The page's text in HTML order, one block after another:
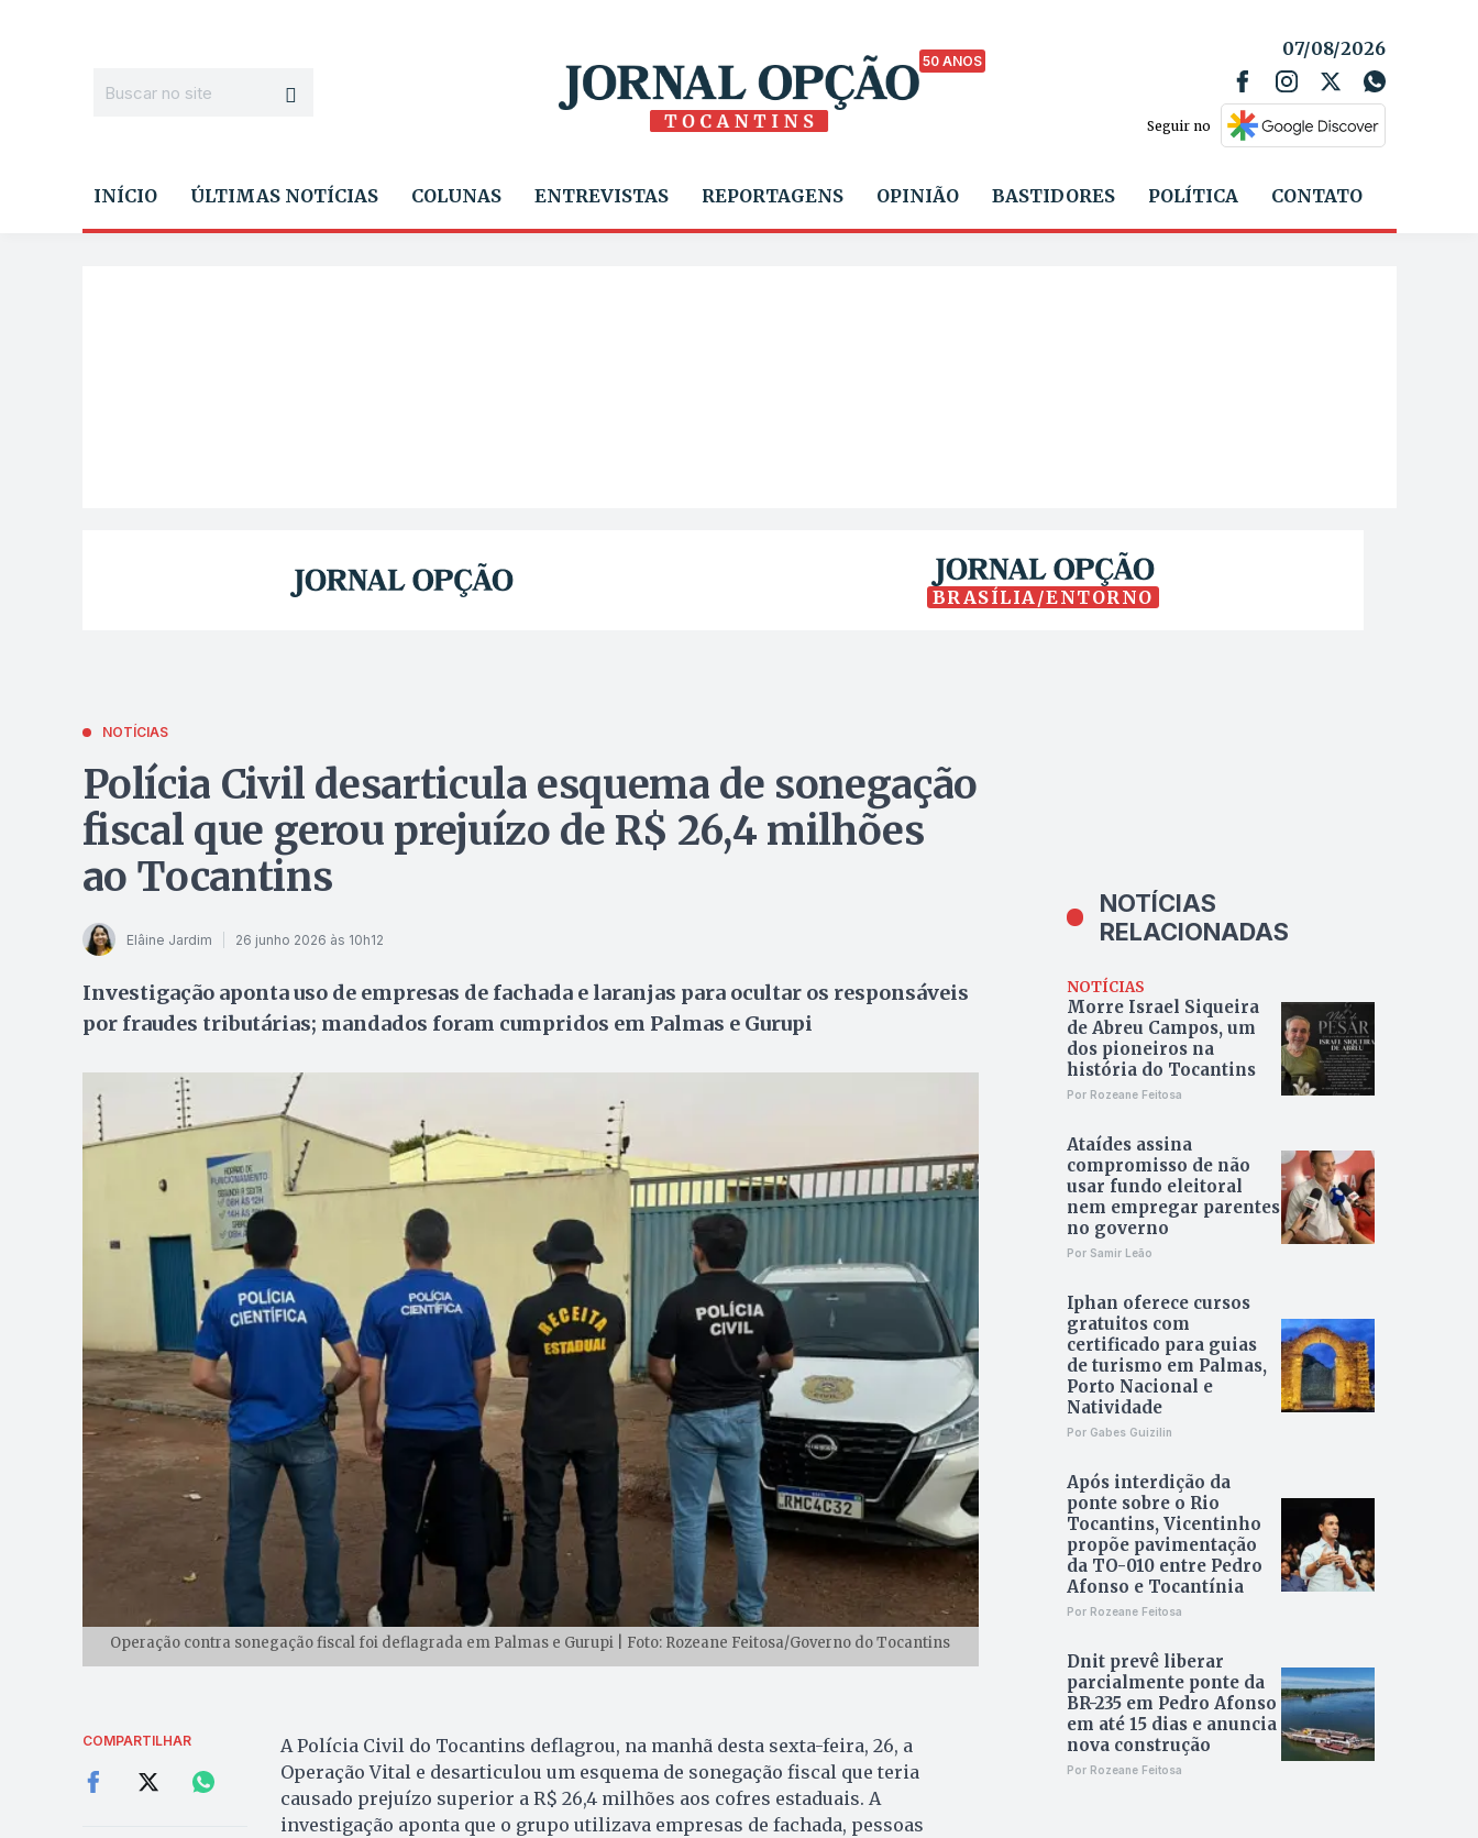
50 ANOS
07/08/2026
Seguir no
INÍCIO ÚLTIMAS NOTÍCIAS COLUNAS ENTREVISTAS REPORTAGENS OPINIÃO BASTIDORES POLÍTICA CONTATO
BRASÍLIA/ENTORNO
NOTÍCIAS
Polícia Civil desarticula esquema de sonegação
fiscal que gerou prejuízo de R$ 26,4 milhões
ao Tocantins
Elâine Jardim 26 junho 2026 às 10h12
Investigação aponta uso de empresas de fachada e laranjas para ocultar os responsáveis
por fraudes tributárias; mandados foram cumpridos em Palmas e Gurupi
Operação contra sonegação fiscal foi deflagrada em Palmas e Gurupi | Foto: Rozeane Feitosa/Governo do Tocantins
COMPARTILHAR
A Polícia Civil do Tocantins deflagrou, na manhã desta sexta-feira, 26, a
Operação Vital e desarticulou um esquema de sonegação fiscal que teria
causado prejuízo superior a R$ 26,4 milhões aos cofres estaduais. A
investigação aponta que o grupo utilizava empresas de fachada, pessoas
NOTÍCIAS
RELACIONADAS
NOTÍCIAS
Morre Israel Siqueira
de Abreu Campos, um
dos pioneiros na
história do Tocantins
Por Rozeane Feitosa
Ataídes assina
compromisso de não
usar fundo eleitoral
nem empregar parentes
no governo
Por Samir Leão
Iphan oferece cursos
gratuitos com
certificado para guias
de turismo em Palmas,
Porto Nacional e
Natividade
Por Gabes Guizilin
Após interdição da
ponte sobre o Rio
Tocantins, Vicentinho
propõe pavimentação
da TO-010 entre Pedro
Afonso e Tocantínia
Por Rozeane Feitosa
Dnit prevê liberar
parcialmente ponte da
BR-235 em Pedro Afonso
em até 15 dias e anuncia
nova construção
Por Rozeane Feitosa